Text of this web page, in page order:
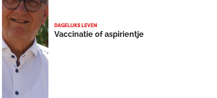
DAGELIJKS LEVEN
Vaccinatie of aspirientje